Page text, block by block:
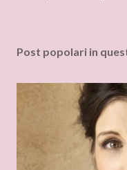
m
n
Post popolari in